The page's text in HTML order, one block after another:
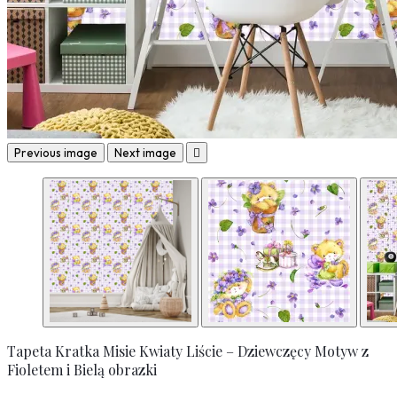
Previous image Next image 
Tapeta Kratka Misie Kwiaty Liście – Dziewczęcy Motyw z
Fioletem i Bielą obrazki